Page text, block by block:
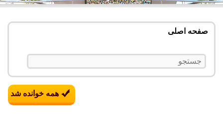
صفحه اصلی
همه خوانده شد